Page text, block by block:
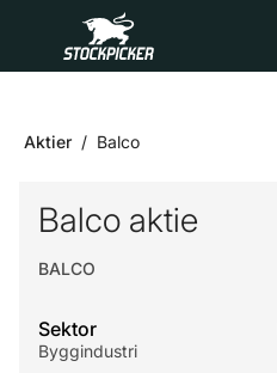
Gå till huvudinnehåll
Aktier Balco
Balco aktie
BALCO
Sektor
Byggindustri